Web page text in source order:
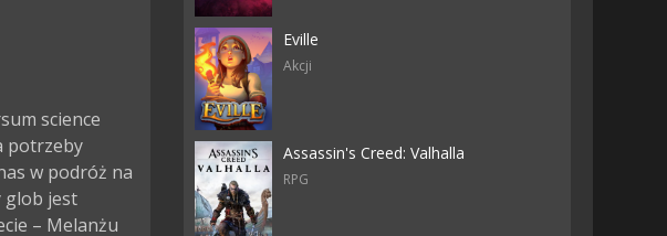
science
potrzeby
w podróż na
glob jest
– Melanżu
Eville
Akcji
Assassin's Creed: Valhalla
RPG